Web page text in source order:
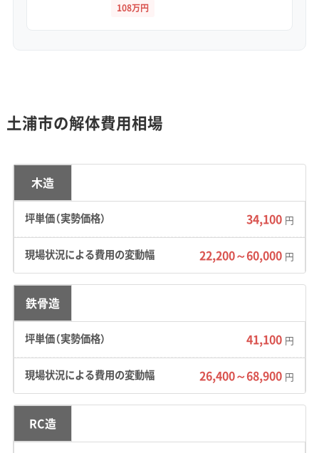
霞ヶ浦沿岸の軟弱な地盤と、旧市街地の狭い道
型車両での搬出が必要になり、解体費用は割高
になる傾向があります。
地形の特徴：市の地形は、霞ヶ浦沿岸の低い土地
と、関東ローム層からなる安定した台地で大き
く二つに分かれます。特に注意が必要なのは、土
浦駅東口から霞ヶ浦にかけての低地エリアで
す。この多くが埋立地のため地盤が非常に軟弱
で、東日本大震災では液状化の被害も発生しま
した。地盤のリスクには特別な配慮が求められ
ます。
道路事情：
108万円
土浦市の解体費用相場
木造
34,100 円
22,200～60,000 円
鉄骨造
41,100 円
26,400～68,900 円
RC造